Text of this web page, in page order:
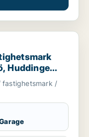
eller garage till salu i
Huddinge
fastighetsmark /